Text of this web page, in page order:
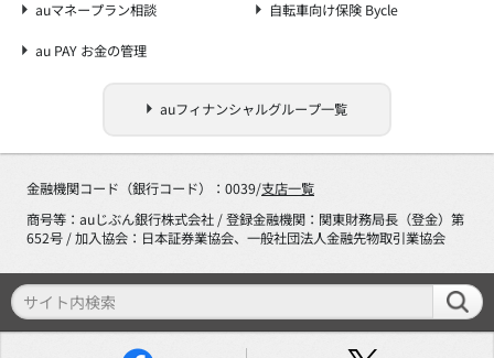
auマネープラン相談 自転車向け保険 Bycle
au PAY お金の管理
auフィナンシャルグループ一覧
金融機関コード（銀行コード）：0039/支店一覧
商号等：auじぶん銀行株式会社 / 登録金融機関：関東財務局長（登金）第
652号 / 加入協会：日本証券業協会、一般社団法人金融先物取引業協会